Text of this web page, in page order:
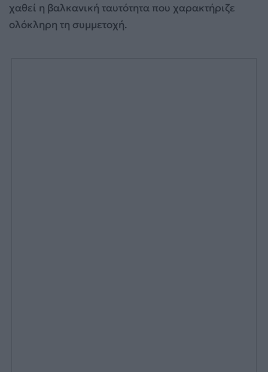
χαθεί η βαλκανική ταυτότητα που χαρακτήριζε
ολόκληρη τη συμμετοχή.